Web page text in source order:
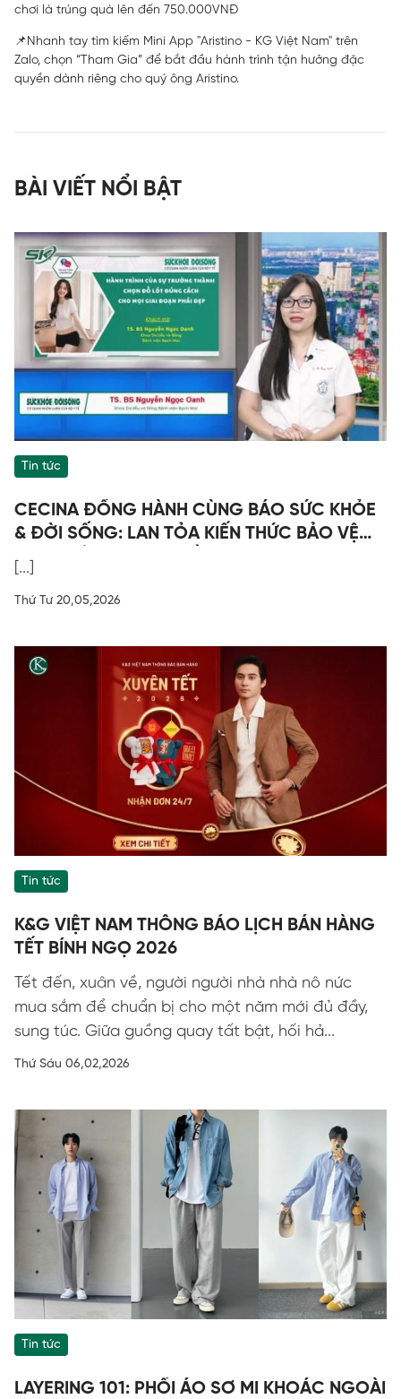
chơi là trúng quà lên đến 750.000VNĐ
📌Nhanh tay tìm kiếm Mini App "Aristino - KG Việt Nam" trên
Zalo, chọn “Tham Gia” để bắt đầu hành trình tận hưởng đặc
quyền dành riêng cho quý ông Aristino.
BÀI VIẾT NỔI BẬT
Tin tức
CECINA ĐỒNG HÀNH CÙNG BÁO SỨC KHỎE
& ĐỜI SỐNG: LAN TỎA KIẾN THỨC BẢO VỆ
SỨC KHỎE - CHỌN ĐỒ LÓT ĐÚNG CÁCH
[...]
Thứ Tư 20,05,2026
Tin tức
K&G VIỆT NAM THÔNG BÁO LỊCH BÁN HÀNG
TẾT BÍNH NGỌ 2026
Tết đến, xuân về, người người nhà nhà nô nức
mua sắm để chuẩn bị cho một năm mới đủ đầy,
sung túc. Giữa guồng quay tất bật, hối hả...
Thứ Sáu 06,02,2026
Tin tức
LAYERING 101: PHỐI ÁO SƠ MI KHOÁC NGOÀI